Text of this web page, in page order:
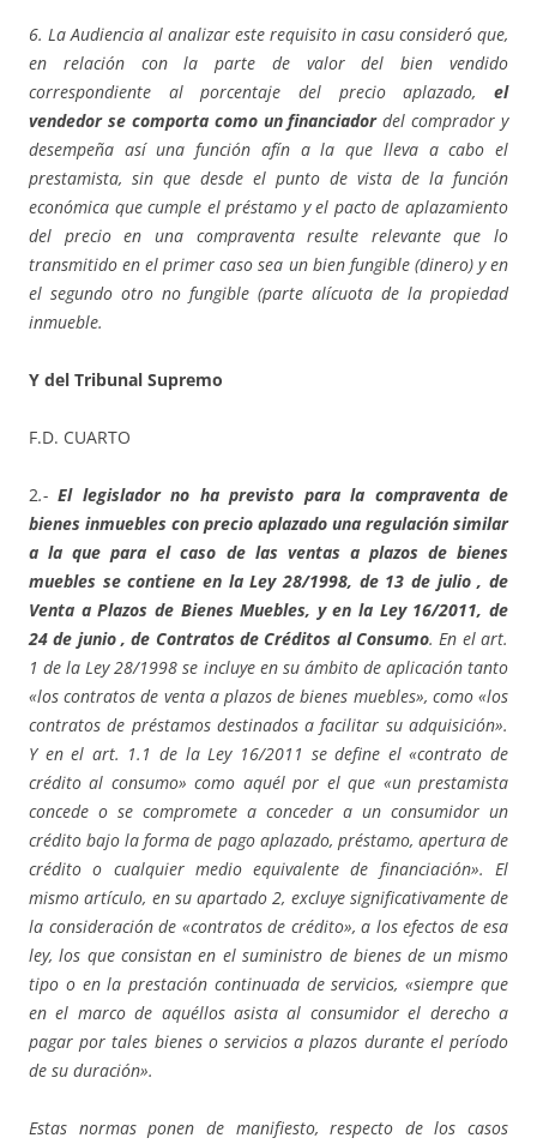
6. La Audiencia al analizar este requisito in casu consideró que,
en relación con la parte de valor del bien vendido
correspondiente al porcentaje del precio aplazado, el
vendedor se comporta como un financiadordel comprador y
desempeña así una función afín a la que lleva a cabo el
prestamista, sin que desde el punto de vista de la función
económica que cumple el préstamo y el pacto de aplazamiento
del precio en una compraventa resulte relevante que lo
transmitido en el primer caso sea un bien fungible (dinero) y en
el segundo otro no fungible (parte alícuota de la propiedad
inmueble.
Y del Tribunal Supremo
F.D. CUARTO
2.-El legislador no ha previsto para la compraventa de
bienes inmuebles con precio aplazado una regulación similar
a la que para el caso de las ventas a plazos de bienes
muebles se contiene en la Ley 28/1998, de 13 de julio , de
Venta a Plazos de Bienes Muebles, y en la Ley 16/2011, de
24 de junio , de Contratos de Créditos al Consumo. En el art.
1 de la Ley 28/1998 se incluye en su ámbito de aplicación tanto
«los contratos de venta a plazos de bienes muebles», como «los
contratos de préstamos destinados a facilitar su adquisición».
Y en el art. 1.1 de la Ley 16/2011 se define el «contrato de
crédito al consumo» como aquél por el que «un prestamista
concede o se compromete a conceder a un consumidor un
crédito bajo la forma de pago aplazado, préstamo, apertura de
crédito o cualquier medio equivalente de financiación». El
mismo artículo, en su apartado 2, excluye significativamente de
la consideración de «contratos de crédito», a los efectos de esa
ley, los que consistan en el suministro de bienes de un mismo
tipo o en la prestación continuada de servicios, «siempre que
en el marco de aquéllos asista al consumidor el derecho a
pagar por tales bienes o servicios a plazos durante el período
de su duración».
Estas normas ponen de manifiesto, respecto de los casos